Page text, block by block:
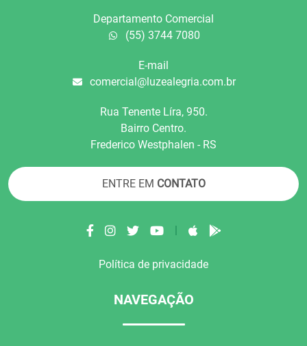
Departamento Comercial
(55) 3744 7080
E-mail
comercial@luzealegria.com.br
Rua Tenente Líra, 950.
Bairro Centro.
Frederico Westphalen - RS
ENTRE EM CONTATO
|
Política de privacidade
NAVEGAÇÃO